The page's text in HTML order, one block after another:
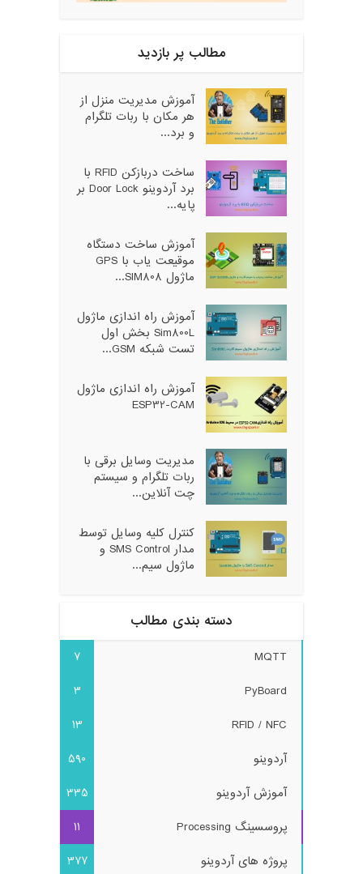
مطالب پر بازدید
آموزش مدیریت منزل از
هر مکان با ربات تلگرام
و برد...
ساخت دربازکن RFID با
برد آردوینو Door Lock بر
پایه...
آموزش ساخت دستگاه
موقیعت یاب با GPS
ماژول SIM808...
آموزش راه اندازی ماژول
Sim800L بخش اول
تست شبکه GSM...
آموزش راه اندازی ماژول
ESP32-CAM
مدیریت وسایل برقی با
ربات تلگرام و سیستم
چت آنلاین...
کنترل کلیه وسایل توسط
مدار SMS Control و
ماژول سیم...
دسته بندی مطالب
MQTT
7
PyBoard
3
RFID / NFC
13
آردوینو
590
آموزش آردوینو
335
پروسسینگ Processing
11
پروژه های آردوینو
377